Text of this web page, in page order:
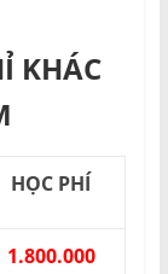
KHÁC
HỌC PHÍ
1.800.000